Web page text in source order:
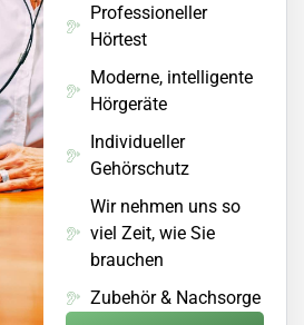
Professioneller
Hörtest
Moderne, intelligente
Hörgeräte
Individueller
Gehörschutz
Wir nehmen uns so
viel Zeit, wie Sie
brauchen
Zubehör & Nachsorge